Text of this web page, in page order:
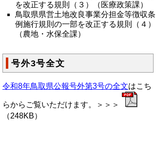
を改正する規則（３）（医療政策課）
鳥取県県営土地改良事業分担金等徴収条
例施行規則の一部を改正する規則
（４）
（農地・水保全課）
号外3号全文
令和8年鳥取県公報号外第3号の全文はこち
らからご覧いただけます。＞＞＞
（248KB）